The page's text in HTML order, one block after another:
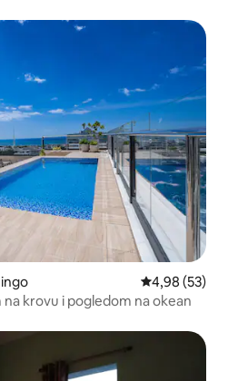
Prosječna
4,98 (53)
krovu i pogledom na okean